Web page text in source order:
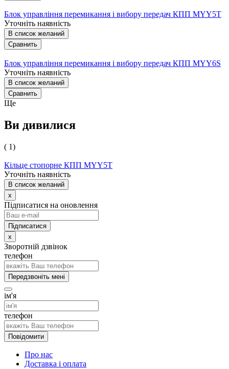
Блок управління перемикання і вибору передач КПП MYY5T
Уточніть наявність
В список желаний
Сравнить
Блок управління перемикання і вибору передач КПП MYY6S
Уточніть наявність
В список желаний
Сравнить
Ще
Ви дивилися
( 1)
Кільце стопорне КПП MYY5T
Уточніть наявність
В список желаний
x
Підписатися на оновлення
x
Зворотній дзвінок
телефон
Передзвоніть мені
ім'я
телефон
Повідомити
Про нас
Доставка і оплата